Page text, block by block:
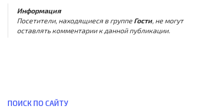
Информация
Посетители, находящиеся в группе Гости, не могут
оставлять комментарии к данной публикации.
ПОИСК ПО САЙТУ